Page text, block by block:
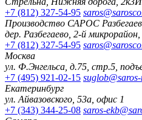
+7 (812) 327-54-95
Производство САРОС
дер. Разбегаево, 2-й
+7 (812) 327-54-95
Москва
ул. Ф.Энгельса, д.75, стр.5,
+7 (495) 921-02-15
Екатеринбург
ул. Айвазовского, 53а, офис 1
+7 (343) 344-25-08 saros-